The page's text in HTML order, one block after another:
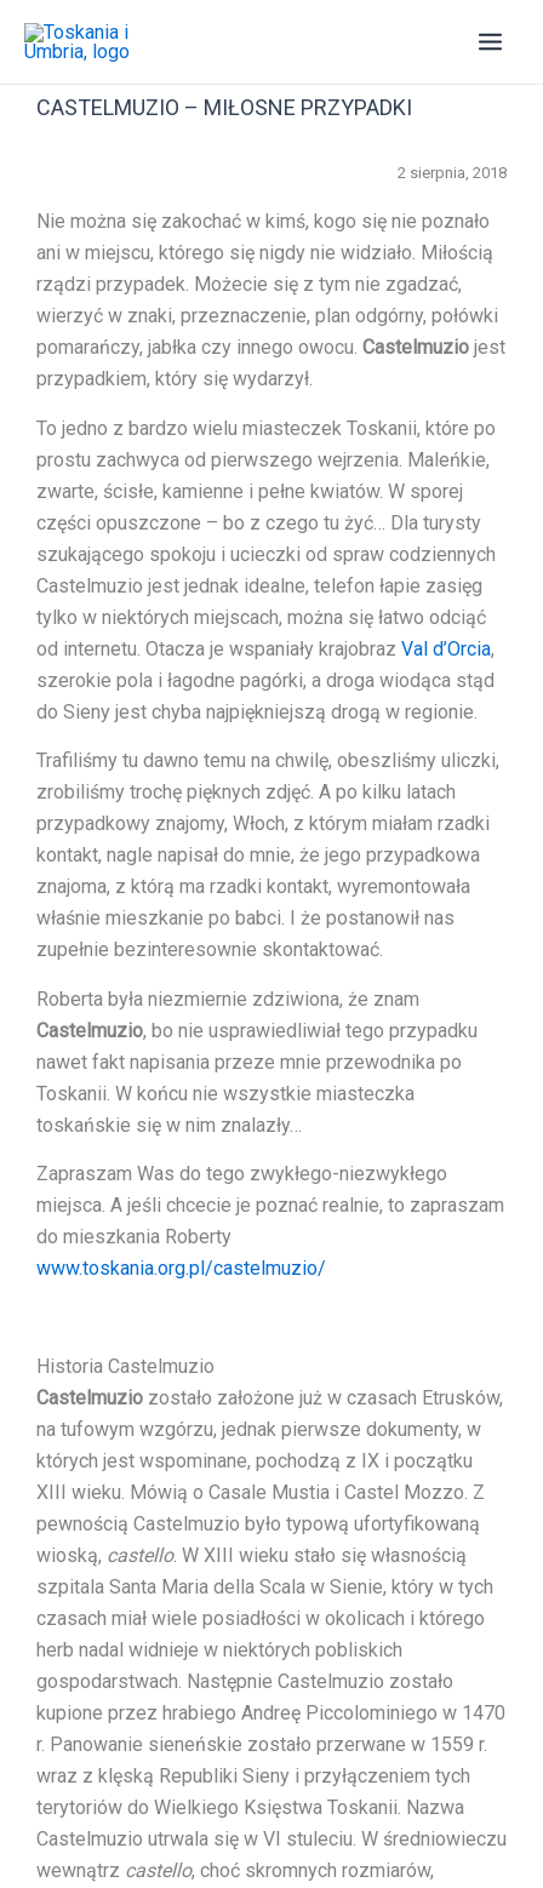
CASTELMUZIO – MIŁOSNE PRZYPADKI
2 sierpnia, 2018
Nie można się zakochać w kimś, kogo się nie poznało
ani w miejscu, którego się nigdy nie widziało. Miłością
rządzi przypadek. Możecie się z tym nie zgadzać,
wierzyć w znaki, przeznaczenie, plan odgórny, połówki
pomarańczy, jabłka czy innego owocu. Castelmuzio jest
przypadkiem, który się wydarzył.
To jedno z bardzo wielu miasteczek Toskanii, które po
prostu zachwyca od pierwszego wejrzenia. Maleńkie,
zwarte, ścisłe, kamienne i pełne kwiatów. W sporej
części opuszczone – bo z czego tu żyć… Dla turysty
szukającego spokoju i ucieczki od spraw codziennych
Castelmuzio jest jednak idealne, telefon łapie zasięg
tylko w niektórych miejscach, można się łatwo odciąć
od internetu. Otacza je wspaniały krajobraz Val d’Orcia,
szerokie pola i łagodne pagórki, a droga wiodąca stąd
do Sieny jest chyba najpiękniejszą drogą w regionie.
Trafiliśmy tu dawno temu na chwilę, obeszliśmy uliczki,
zrobiliśmy trochę pięknych zdjęć. A po kilku latach
przypadkowy znajomy, Włoch, z którym miałam rzadki
kontakt, nagle napisał do mnie, że jego przypadkowa
znajoma, z którą ma rzadki kontakt, wyremontowała
właśnie mieszkanie po babci. I że postanowił nas
zupełnie bezinteresownie skontaktować.
Roberta była niezmiernie zdziwiona, że znam
Castelmuzio, bo nie usprawiedliwiał tego przypadku
nawet fakt napisania przeze mnie przewodnika po
Toskanii. W końcu nie wszystkie miasteczka
toskańskie się w nim znalazły…
Zapraszam Was do tego zwykłego-niezwykłego
miejsca. A jeśli chcecie je poznać realnie, to zapraszam
do mieszkania Roberty
www.toskania.org.pl/castelmuzio/
Historia Castelmuzio
Castelmuzio zostało założone już w czasach Etrusków,
na tufowym wzgórzu, jednak pierwsze dokumenty, w
których jest wspominane, pochodzą z IX i początku
XIII wieku. Mówią o Casale Mustia i Castel Mozzo. Z
pewnością Castelmuzio było typową ufortyfikowaną
wioską, castello. W XIII wieku stało się własnością
szpitala Santa Maria della Scala w Sienie, który w tych
czasach miał wiele posiadłości w okolicach i którego
herb nadal widnieje w niektórych pobliskich
gospodarstwach. Następnie Castelmuzio zostało
kupione przez hrabiego Andreę Piccolominiego w 1470
r. Panowanie sieneńskie zostało przerwane w 1559 r.
wraz z klęską Republiki Sieny i przyłączeniem tych
terytoriów do Wielkiego Księstwa Toskanii. Nazwa
Castelmuzio utrwala się w VI stuleciu. W średniowieczu
wewnątrz castello, choć skromnych rozmiarów,